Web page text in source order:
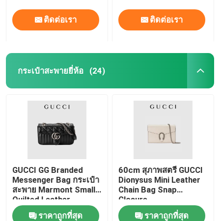
วิดีโอ
เกี่ยวกับเรา
ติดต่อเรา ติดต่อเรา
กระเป๋าสะพายยี่ห้อ (24)
GUCCI GG Branded
Messenger Bag กระเป๋า
สะพาย Marmont Small
Quilted Leather
ราคาถูกที่สุด
60cm สุภาพสตรี GUCCI
Dionysus Mini Leather
Chain Bag Snap
Closure
ราคาถูกที่สุด